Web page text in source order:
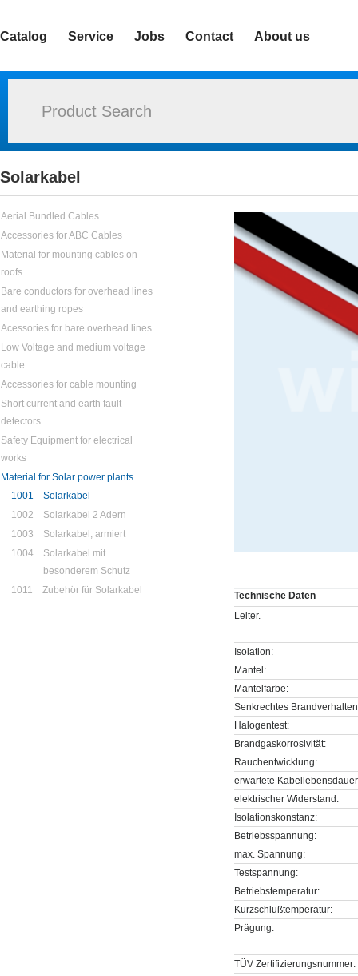
Catalog Service Jobs Contact About us
Solarkabel
Aerial Bundled Cables
Accessories for ABC Cables
Material for mounting cables on
roofs
Bare conductors for overhead lines
and earthing ropes
Acessories for bare overhead lines
Low Voltage and medium voltage
cable
Accessories for cable mounting
Short current and earth fault
detectors
Safety Equipment for electrical
works
Material for Solar power plants
1001
Solarkabel
1002
Solarkabel 2 Adern
1003
Solarkabel, armiert
1004
Solarkabel mit
besonderem Schutz
1011
Zubehör für Solarkabel
Technische Daten
Leiter.
Isolation:
Mantel:
Mantelfarbe:
Senkrechtes
Halogentest:
Brandgaskorrosivität:
Rauchentwicklung:
erwartete
elektrischer Widerstand:
Isolationskonstanz:
Betriebsspannung:
max. Spannung:
Testspannung:
Betriebstemperatur:
Kurzschlußtemperatur:
Prägung:
TÜV Zertifizierungsnummer: